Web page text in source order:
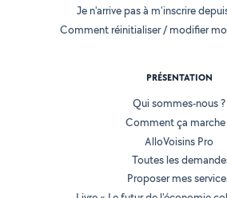
Je n'arrive pas à m'inscrire
Comment réinitialiser / modifier
PRÉSENTATION
Qui sommes-nous ?
Comment ça marche
AlloVoisins Pro
Toutes les
Proposer mes